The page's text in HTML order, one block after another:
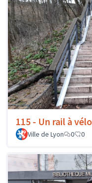
115 - Un rail à
Ville de Lyon
0 0